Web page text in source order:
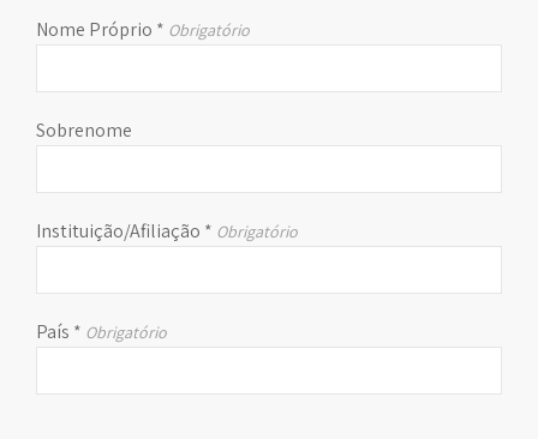
Nome Próprio * Obrigatório
Sobrenome
Instituição/Afiliação * Obrigatório
País * Obrigatório